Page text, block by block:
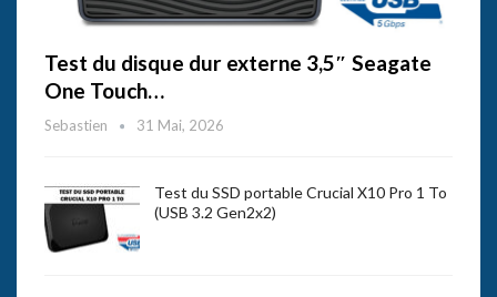
Test du disque dur externe 3,5″ Seagate
One Touch…
Sebastien 31 Mai, 2026
Test du SSD portable Crucial X10 Pro 1 To
(USB 3.2 Gen2x2)